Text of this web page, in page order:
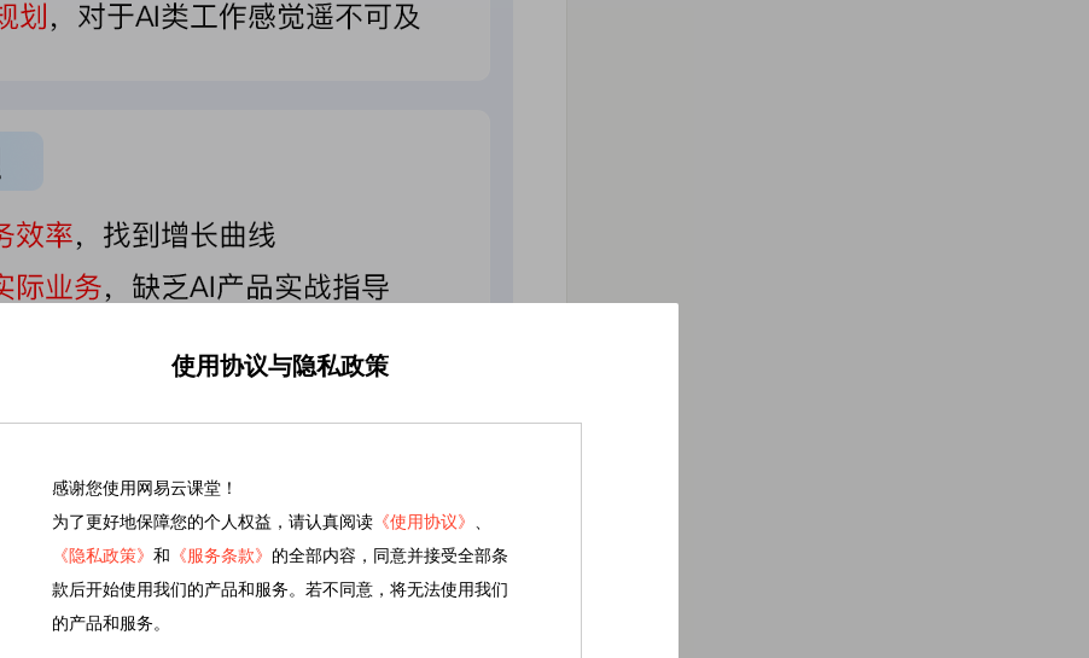
使用协议与隐私政策
感谢您使用网易云课堂！
为了更好地保障您的个人权益，请认真阅读《使用协议》
《隐私政策》 和 《服务条款》 的全部内容，同意并接受全部条
款后开始使用我们的产品和服务。若不同意，将无法使用我们
的产品和服务。